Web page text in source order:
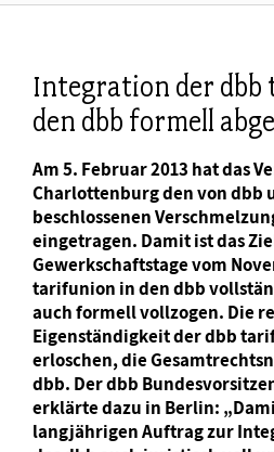
Integration der
den dbb formell
Am 5. Februar 2013 hat das
Charlottenburg den von dbb
beschlossenen
eingetragen. Damit ist das
Gewerkschaftstage vom
tarifunion in den dbb
auch formell vollzogen. Die
Eigenständigkeit der dbb
erloschen, die
dbb. Der dbb
erklärte dazu in Berlin:
langjährigen Auftrag zur